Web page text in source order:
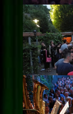
Ort
Anreise
Wetter
Kinogutschein
Konzept
Archiv
Kontakt